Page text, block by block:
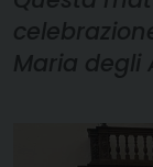
Maria degli